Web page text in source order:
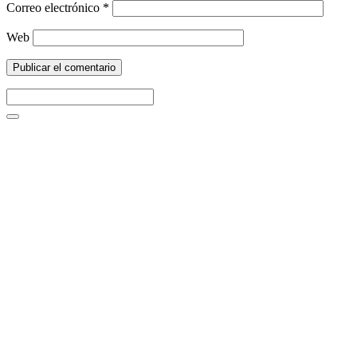
Correo electrónico *
Web